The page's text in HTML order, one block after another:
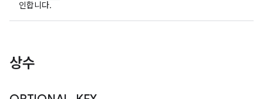
인합니다.
상수